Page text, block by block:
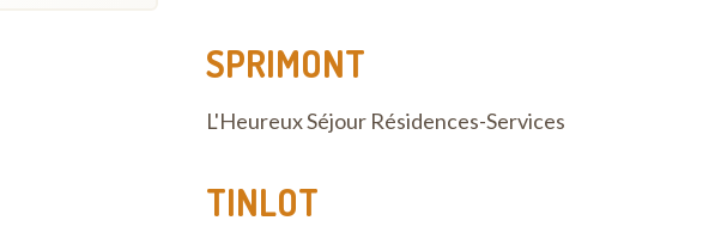
SPRIMONT
L'Heureux Séjour Résidences-Services
TINLOT